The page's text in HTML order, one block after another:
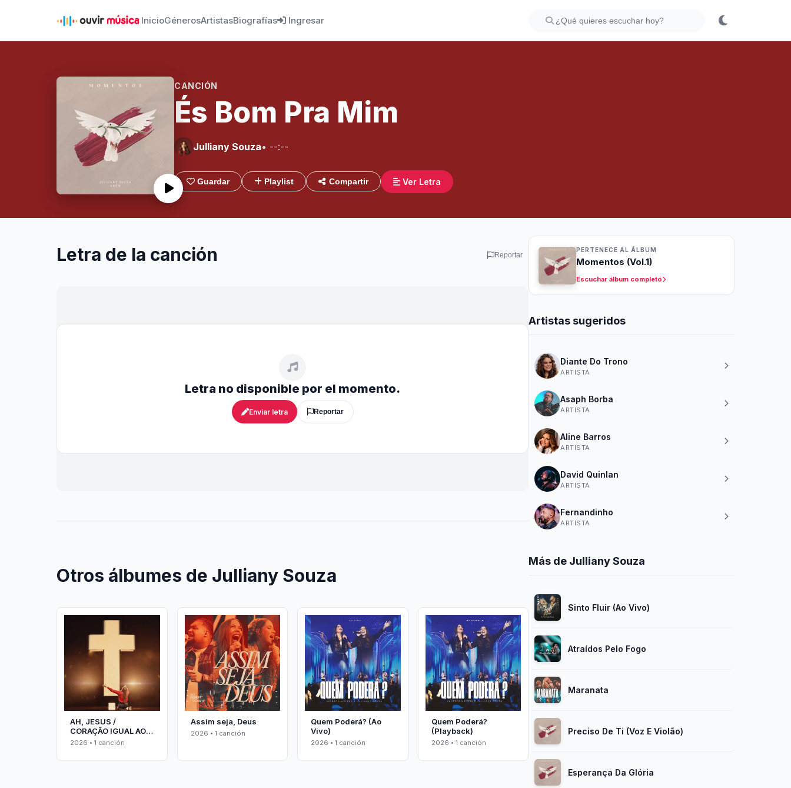
InicioGénerosArtistasBiografías Ingresar
CANCIÓN
És Bom Pra Mim
Julliany Souza• --:--
Guardar Playlist Compartir Ver Letra
Letra de la canción Reportar
Letra no disponible por el momento.
Enviar letra Reportar
Otros álbumes de Julliany Souza
AH, JESUS /
CORAÇÃO IGUAL AO
TEU
2026 • 1 canción
Assim seja, Deus
2026 • 1 canción
Quem Poderá? (Ao
Vivo)
2026 • 1 canción
Quem Poderá?
(Playback)
2026 • 1 canción
PERTENECE AL ÁLBUM
Momentos (Vol.1)
Escuchar álbum completó
Artistas sugeridos
Diante Do Trono
ARTISTA
Asaph Borba
ARTISTA
Aline Barros
ARTISTA
David Quinlan
ARTISTA
Fernandinho
ARTISTA
Más de Julliany Souza
Sinto Fluir (Ao Vivo)
Atraídos Pelo Fogo
Maranata
Preciso De Ti (Voz E Violão)
Esperança Da Glória